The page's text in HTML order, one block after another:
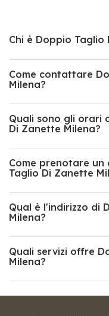
Chi è Doppio Taglio
Come contattare
Milena?
Quali sono gli orari
Di Zanette Milena?
Come prenotare
Taglio Di Zanette
Qual è l'indirizzo di
Milena?
Quali servizi offre
Milena?